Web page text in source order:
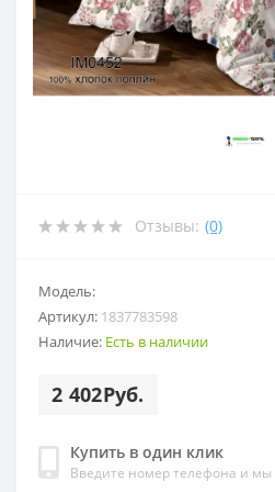
Отзывы: (0)
Модель:
Артикул: 1837783598
Наличие: Есть в наличии
2 402Руб.
Купить в один клик
Введите номер телефона и мы